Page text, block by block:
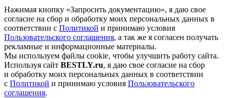
Нажимая кнопку «Запросить документацию», я даю свое
согласие на сбор и обработку моих персональных данных в
соответствии с Политикой и принимаю условия
Пользовательского соглашения, а так же я согласен получать
рекламные и информационные материалы.
Мы используем файлы cookie, чтобы улучшить работу сайта.
Используя сайт BESTLY.ru, я даю свое согласие на сбор
и обработку моих персональных данных в соответствии
с Политикой и принимаю условия Пользовательского
соглашения.